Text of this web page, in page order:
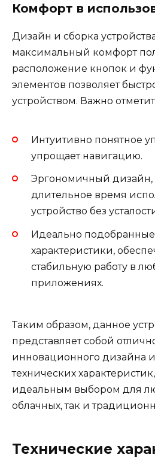
Комфорт в
Дизайн и сборка
максимальный комфорт
расположение кнопок и
элементов позволяет
устройством. Важно
Интуитивно понятное
упрощает навигацию.
Эргономичный дизайн,
длительное время
устройство без
Идеально подобранные
характеристики,
стабильную работу в
приложениях.
Таким образом, данное
представляет собой
инновационного дизайна
технических
идеальным выбором для
облачных, так и
Технические